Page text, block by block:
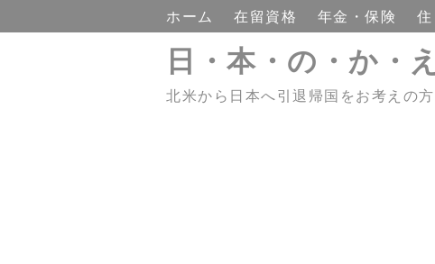
ホーム 在留資格 年金・保険
日・本・の・か・
北米から日本へ引退帰国をお考えの